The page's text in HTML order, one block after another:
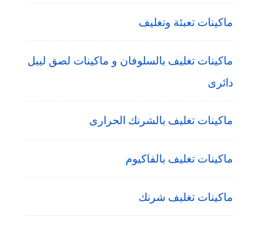
ماكينات تعبئة وتغليف
ماكينات تغليف بالسلوفان و ماكينات لصق ليبل
دائرى
ماكينات تغليف بالشرنك الحرارى
ماكينات تغليف بالفاكيوم
ماكينات تغليف شرنك